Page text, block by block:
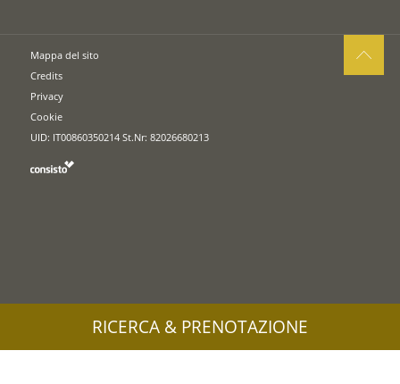
Mappa del sito
Credits
Privacy
Cookie
UID: IT00860350214 St.Nr: 82026680213
RICERCA & PRENOTAZIONE